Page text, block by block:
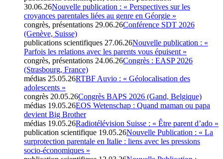
30.06.26Nouvelle publication : « Perspectives sur les
croyances parentales liées au genre en Géorgie »
congrès, présentations 29.06.26Conférence SDT 2026
(Genève, Suisse)
publications scientifiques 27.06.26Nouvelle publication : «
Parfois les relations avec les parents vous épuisent »
congrès, présentations 24.06.26Congrès : EASP 2026
(Strasbourg, France)
médias 25.05.26RTBF Auvio : « Géolocalisation des
adolescents »
congrès 20.05.26Congrès BAPS 2026 (Gand, Belgique)
médias 19.05.26EOS Wetenschap : Quand maman ou papa
devient Big Brother
médias 19.05.26Radiotélévision Suisse : « Être parent d’ado »
publication scientifique 19.05.26Nouvelle Publication : « La
surprotection parentale en Italie : liens avec les pressions
socio-économiques »